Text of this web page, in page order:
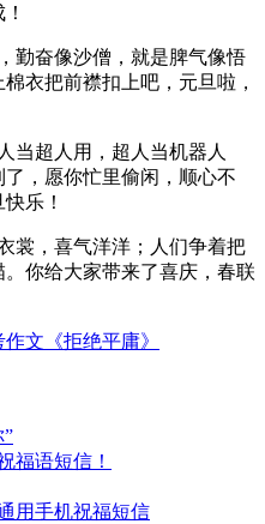
勤奋像沙僧，就是脾气像悟
衣把前襟扣上吧，元旦啦，
当超人用，超人当机器人
，愿你忙里偷闲，顺心不
乐！
裳，喜气洋洋；人们争着把
你给大家带来了喜庆，春联
文《拒绝平庸》
福语短信！
用手机祝福短信